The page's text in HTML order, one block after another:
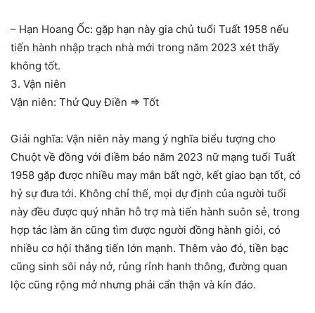
– Hạn Hoang Ốc: gặp hạn này gia chủ tuổi Tuất 1958 nếu
tiến hành nhập trạch nhà mới trong năm 2023 xét thấy
không tốt.
3. Vận niên
Vận niên: Thử Quy Điền ⇒ Tốt
Giải nghĩa: Vận niên này mang ý nghĩa biểu tượng cho
Chuột về đồng với điềm báo năm 2023 nữ mạng tuổi Tuất
1958 gặp được nhiều may mắn bất ngờ, kết giao bạn tốt, có
hỷ sự đưa tới. Không chỉ thế, mọi dự định của người tuổi
này đều được quý nhân hỗ trợ mà tiến hành suôn sẻ, trong
hợp tác làm ăn cũng tìm được người đồng hành giỏi, có
nhiều cơ hội thăng tiến lớn mạnh. Thêm vào đó, tiền bạc
cũng sinh sôi nảy nở, rủng rỉnh hanh thông, đường quan
lộc cũng rộng mở nhưng phải cẩn thận và kín đáo.